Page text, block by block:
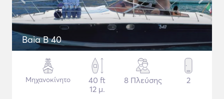
Baia B 40
Μηχανοκίνητο
40 ft
12 μ.
8 Πλεύσης 2